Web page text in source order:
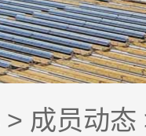
> 成员动态